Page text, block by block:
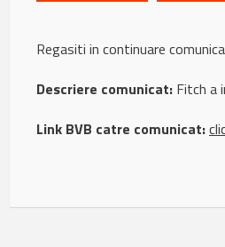
Regasiti in continuare
Descriere comunicat: Fitch a
Link BVB catre comunicat: